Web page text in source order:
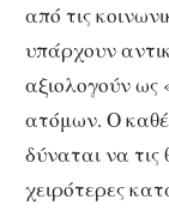
από τις
υπάρχουν
αξιολογούν ως
ατόμων. Ο
δύναται να τις
χειρότερες